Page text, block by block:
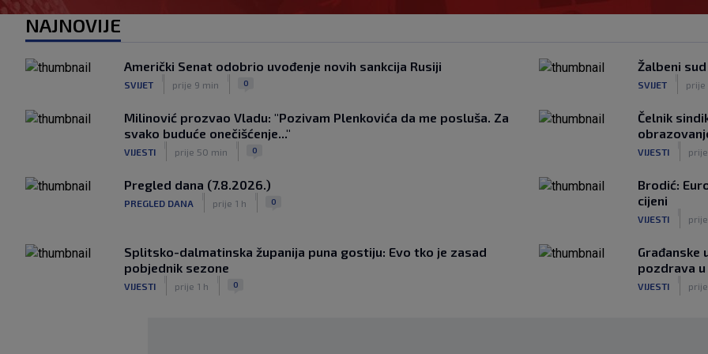
NAJNOVIJE
Američki Senat odobrio uvođenje novih sankcija Rusiji
SVIJET prije 9 min 0
Žalbeni
SVIJET prije
Milinović prozvao Vladu: "Pozivam Plenkovića da me posluša. Za
svako buduće onečišćenje..."
VIJESTI prije 50 min 0
Čelnik
VIJESTI
Pregled dana (7.8.2026.)
PREGLED DANA prije 1 h 0
Brodić:
cijeni
VIJESTI
Splitsko-dalmatinska županija puna gostiju: Evo tko je zasad
pobjednik sezone
VIJESTI prije 1 h 0
Građanske
pozdrava u
VIJESTI